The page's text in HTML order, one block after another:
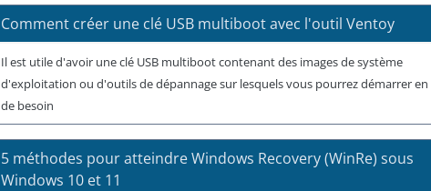
Comment créer une clé USB multiboot avec l'outil Ventoy
Il est utile d'avoir une clé USB multiboot contenant des images de système
d'exploitation ou d'outils de dépannage sur lesquels vous pourrez démarrer en
de besoin
5 méthodes pour atteindre Windows Recovery (WinRe) sous
Windows 10 et 11